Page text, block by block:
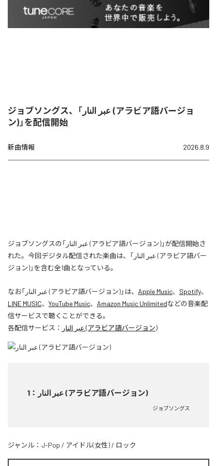
ジョブソングス、「عبر النار (アラビア語バージョ
ン)」を配信開始
新曲情報 2026.8.9
ジョブソングスの「عبر النار (アラビア語バージョン)」が配信開始さ
れた。今回デジタル配信された楽曲は、「عبر النار (アラビア語バー
ジョン)」を含む全1曲となっている。
なお「 عبر النار (アラビア語バージョン)」は、 Apple Music、 Spotify、
LINE MUSIC、 YouTube Music、 Amazon Music Unlimitedなどの音楽配
信サービスで聴くことができる。
各配信サービス：
عبر النار (アラビア語バージョン)
1 ： عبر النار (アラビア語バージョン)
ジョブソングス
ジャンル： J-Pop / アイドル(女性) / ロック